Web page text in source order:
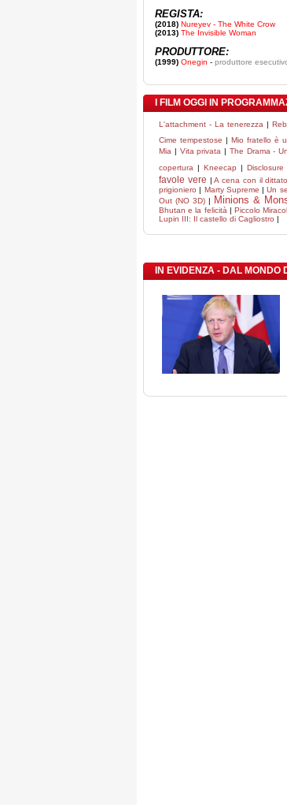
REGISTA:
(2018) Nureyev - The White Crow
(2013) The Invisible Woman
PRODUTTORE:
(1999) Onegin - produttore
I FILM OGGI IN
L'attachment - La tenerezza |
Cime tempestose | Mio fratello è
Mia | Vita privata | The Drama -
copertura | Kneecap | Disclosure
favole vere |A cena con il
prigioniero | Marty Supreme |Un
Out (NO 3D) | Minions &
Bhutan e la felicità | Piccolo
Lupin III: Il castello di Cagliostro |
IN EVIDENZA - DAL